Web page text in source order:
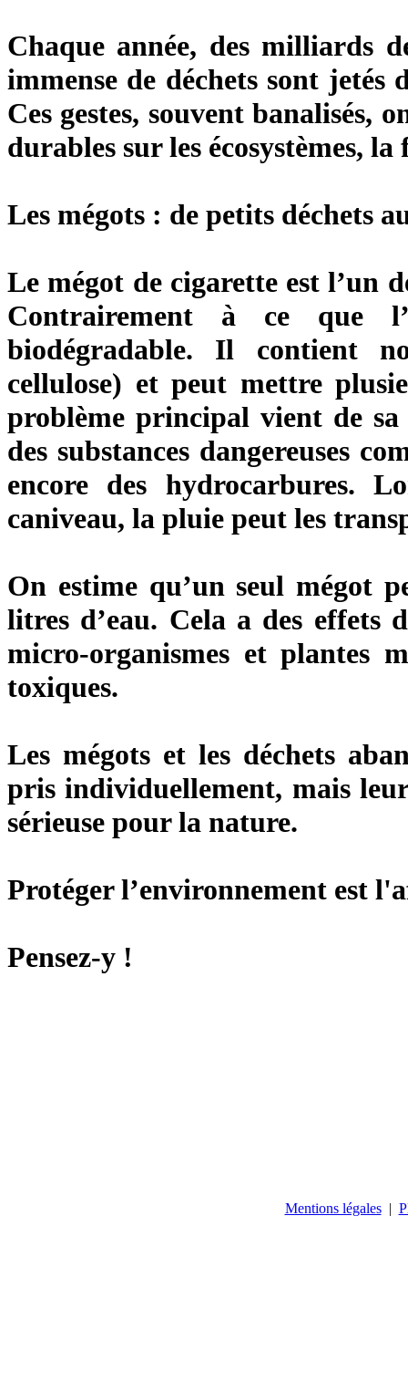
Chaque année, des milliards
immense de déchets sont
Ces gestes, souvent banalisés,
durables sur les écosystèmes,
Les mégots : de petits déchets
Le mégot de cigarette est l’un
Contrairement à ce que
biodégradable. Il contient
cellulose) et peut mettre
problème principal vient de
des substances dangereuses
encore des hydrocarbures.
caniveau, la pluie peut les
On estime qu’un seul mégot
litres d’eau. Cela a des effets
micro-organismes et plantes
toxiques.
Les mégots et les déchets
pris individuellement, mais
sérieuse pour la nature.
Protéger l’environnement est
Pensez-y !
Mentions légales |